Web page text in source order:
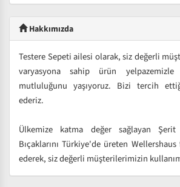
Hakkımızda
Testere Sepeti ailesi olarak, siz değerli
varyasyona sahip ürün
mutluluğunu yaşıyoruz. Bizi tercih
ederiz.
Ülkemize katma değer sağlayan
Bıçaklarını Türkiye'de üreten
ederek, siz değerli müşterilerimizin